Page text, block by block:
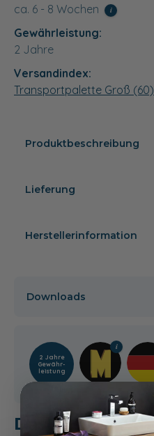
ca. 6 - 8 Wochen
i
Gewährleistung:
2 Jahre
Versandindex:
Transportpalette Groß (60)
Produktbeschreibung
Lieferung
Herstellerinformation
Downloads
2 Jahre
Gewähr­
leistung
Das passt dazu